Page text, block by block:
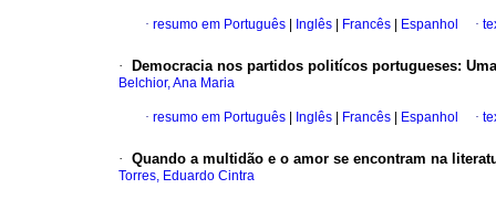
· resumo em Português Inglês Francês Espanhol ·
· Democracia nos partidos politícos portugueses:
Belchior, Ana Maria
· resumo em Português Inglês Francês Espanhol ·
· Quando a multidão e o amor se encontram na
Torres, Eduardo Cintra